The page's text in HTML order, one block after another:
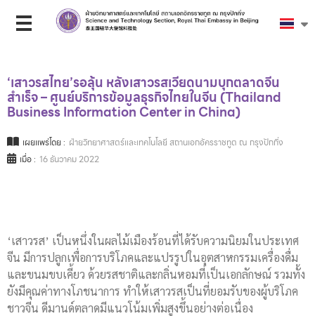
‘เสาวรสไทย’รอลุ้น หลังเสาวรสเวียดนามบุกตลาดจีน
สำเร็จ – ศูนย์บริการข้อมูลธุรกิจไทยในจีน (Thailand
Business Information Center in China)
เผยแพร่โดย : ฝ่ายวิทยาศาสตร์และเทคโนโลยี สถานเอกอัครราชทูต ณ กรุงปักกิ่ง
เมื่อ : 16 ธันวาคม 2022
‘เสาวรส’ เป็นหนึ่งในผลไม้เมืองร้อนที่ได้รับความนิยมในประเทศ
จีน มีการปลูกเพื่อการบริโภคและแปรรูปในอุตสาหกรรมเครื่องดื่ม
และขนมขบเคี้ยว ด้วยรสชาติและกลิ่นหอมที่เป็นเอกลักษณ์ รวมทั้ง
ยังมีคุณค่าทางโภชนาการ ทำให้เสาวรสเป็นที่ยอมรับของผู้บริโภค
ชาวจีน ดีมานด์ตลาดมีแนวโน้มเพิ่มสูงขึ้นอย่างต่อเนื่อง